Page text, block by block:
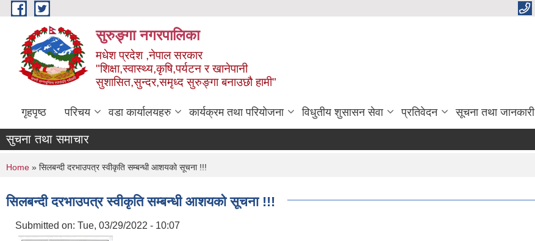
Skip to main content
सुरुङ्‍गा नगरपालिका
मधेश प्रदेश ,नेपाल सरकार
"शिक्षा,स्वास्थ्य,कृषि,पर्यटन र खानेपानी
सुशासित,सुन्दर,समृध्द सुरुङ्गा बनाउछौ हामी"
गृहपृष्ठ परिचय वडा कार्यालयहरु कार्यक्रम तथा परियोजना विधुतीय शुसासन सेवा प्रतिवेदन सूचना तथा जानकारी
सुचना तथा समाचार
You are here
Home » सिलबन्दी दरभाउपत्र स्वीकृति सम्बन्धी आशयको सूचना !!!
सिलबन्दी दरभाउपत्र स्वीकृति सम्बन्धी आशयको सूचना !!!
Submitted on: Tue, 03/29/2022 - 10:07